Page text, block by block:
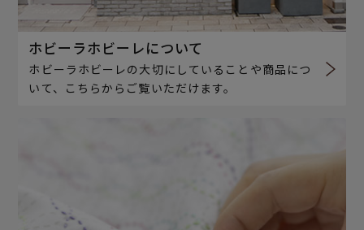
ホビーラホビーレについて
ホビーラホビーレの大切にしていることや商品につ
いて、こちらからご覧いただけます。